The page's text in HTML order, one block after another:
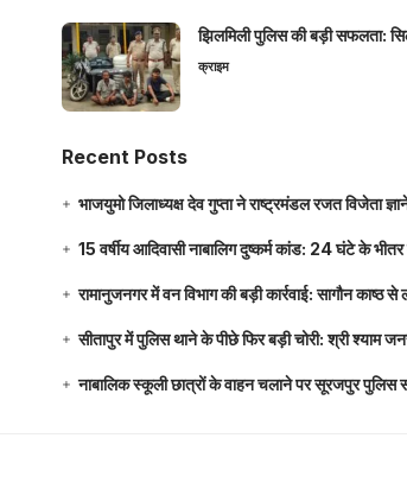
झिलमिली पुलिस की बड़ी सफलता:
क्राइम
Recent Posts
भाजयुमो जिलाध्यक्ष देव गुप्ता ने राष्ट्रमंडल रजत विजेता
15 वर्षीय आदिवासी नाबालिग दुष्कर्म कांड: 24 घंटे के
रामानुजनगर में वन विभाग की बड़ी कार्रवाई: सागौन काष्ठ
सीतापुर में पुलिस थाने के पीछे फिर बड़ी चोरी: श्री श्याम
नाबालिक स्कूली छात्रों के वाहन चलाने पर सूरजपुर पुलिस